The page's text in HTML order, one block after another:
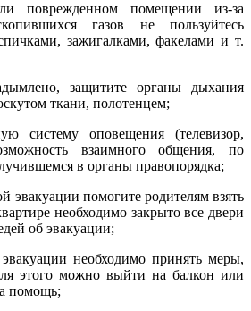
поврежденном помещении из-за
газов не пользуйтесь
зажигалками, факелами и т.
защитите органы дыхания
ткани, полотенцем;
систему оповещения (телевизор,
взаимного общения, по
в органы правопорядка;
эвакуации помогите родителям взять
необходимо закрыто все двери
об эвакуации;
необходимо принять меры,
этого можно выйти на балкон или
помощь;